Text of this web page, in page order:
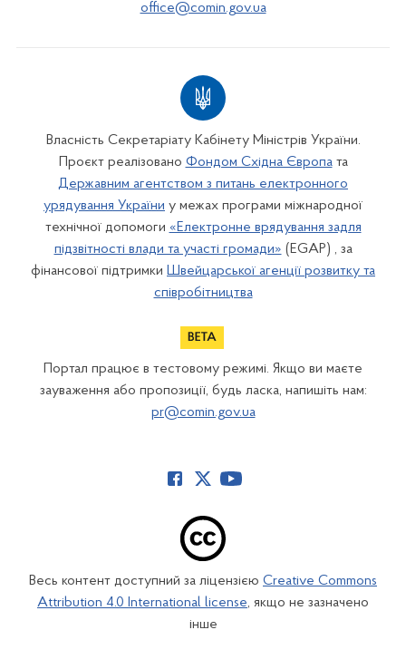
office@comin.gov.ua
Власність Секретаріату Кабінету Міністрів України.
Проєкт реалізовано Фондом Східна Європата
Державним агентством з питань електронного
урядування України у межах програми міжнародної
технічної допомоги «Електронне врядування задля
підзвітності влади та участі громади» (EGAP) , за
фінансової підтримки Швейцарської агенції розвитку та
співробітництва
Портал працює в тестовому режимі. Якщо ви маєте
зауваження або пропозиції, будь ласка, напишіть нам:
pr@comin.gov.ua
Весь контент доступний за ліцензією Creative Commons
Attribution 4.0 International license, якщо не зазначено
інше